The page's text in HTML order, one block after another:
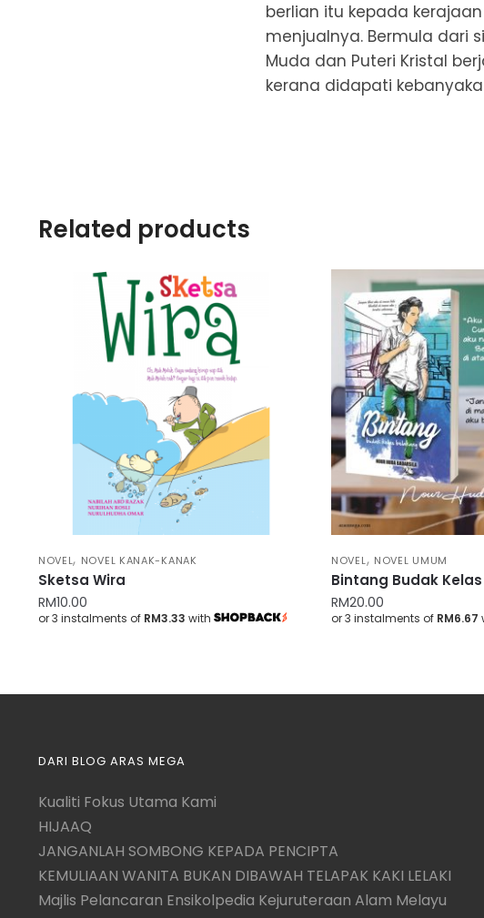
berlian itu kepada
menjualnya. Bermula dari
Muda dan Puteri Kristal
kerana didapati
Related products
NOVEL, NOVEL KANAK-KANAK
Sketsa Wira
RM10.00
or 3 instalments of RM3.33 with
NOVEL, NOVEL UMUM
Bintang Budak
RM20.00
or 3 instalments of RM6.67
DARI BLOG ARAS MEGA
Kualiti Fokus Utama Kami
HIJAAQ
JANGANLAH SOMBONG KEPADA PENCIPTA
KEMULIAAN WANITA BUKAN DIBAWAH TELAPAK KAKI LELAKI
Majlis Pelancaran Ensikolpedia Kejuruteraan Alam Melayu